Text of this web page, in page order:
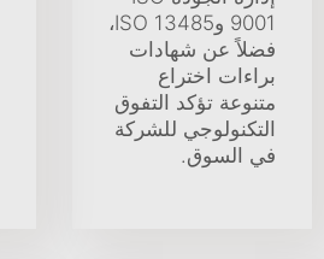
9001 وISO 13485،
فضلاً عن شهادات
براءات اختراع
متنوعة تؤكد التفوق
التكنولوجي للشركة
في السوق.